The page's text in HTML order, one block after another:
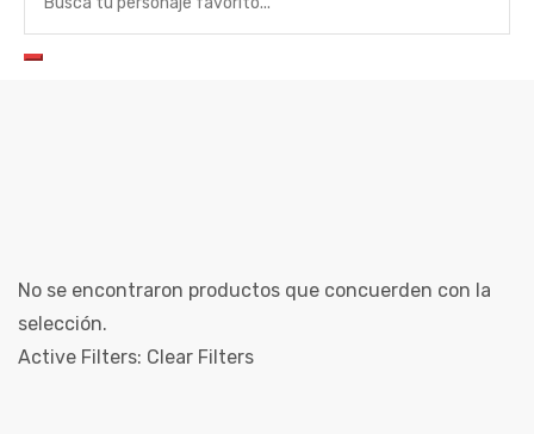
No se encontraron productos que concuerden con la
selección.
Active Filters: Clear Filters
Store